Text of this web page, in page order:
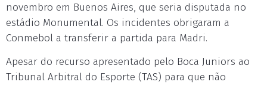
novembro em Buenos Aires, que seria disputada no
estádio Monumental. Os incidentes obrigaram a
Conmebol a transferir a partida para Madri.
Apesar do recurso apresentado pelo Boca Juniors ao
Tribunal Arbitral do Esporte (TAS) para que não